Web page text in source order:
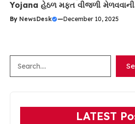
Yojana હેઠળ મફત વીજળી મેળવવાની
By NewsDesk —December 10, 2025
LATEST